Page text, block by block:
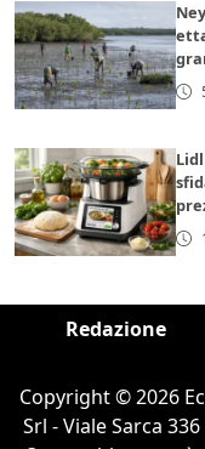
Redazione
Copyright © 2026
Srl - Viale Sarca